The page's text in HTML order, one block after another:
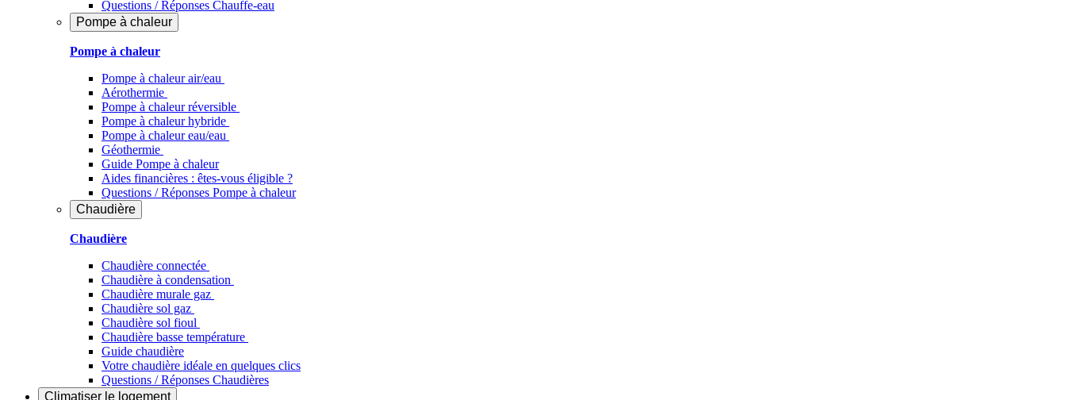
Questions / Réponses Chauffe-eau
Pompe à chaleur
Pompe à chaleur
Pompe à chaleur air/eau
Aérothermie
Pompe à chaleur réversible
Pompe à chaleur hybride
Pompe à chaleur​ eau/eau
Géothermie
Guide Pompe à chaleur
Aides financières : êtes-vous éligible ?
Questions / Réponses Pompe à chaleur
Chaudière
Chaudière
Chaudière connectée
Chaudière à condensation
Chaudière murale gaz
Chaudière sol gaz
Chaudière sol fioul
Chaudière basse température
Guide chaudière
Votre chaudière idéale en quelques clics
Questions / Réponses Chaudières
Climatiser le logement